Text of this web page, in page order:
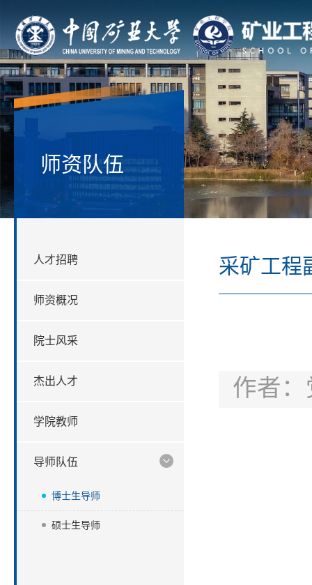
师资队伍
人才招聘
师资概况
院士风采
杰出人才
学院教师
导师队伍
博士生导师
硕士生导师
采矿工程
作者